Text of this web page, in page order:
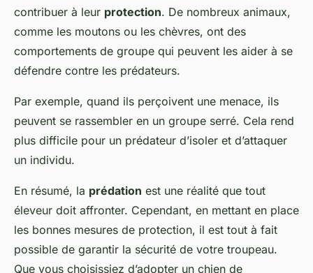
contribuer à leur protection. De nombreux animaux,
comme les moutons ou les chèvres, ont des
comportements de groupe qui peuvent les aider à se
défendre contre les prédateurs.
Par exemple, quand ils perçoivent une menace, ils
peuvent se rassembler en un groupe serré. Cela rend
plus difficile pour un prédateur d’isoler et d’attaquer
un individu.
En résumé, la prédation est une réalité que tout
éleveur doit affronter. Cependant, en mettant en place
les bonnes mesures de protection, il est tout à fait
possible de garantir la sécurité de votre troupeau.
Que vous choisissiez d’adopter un chien de